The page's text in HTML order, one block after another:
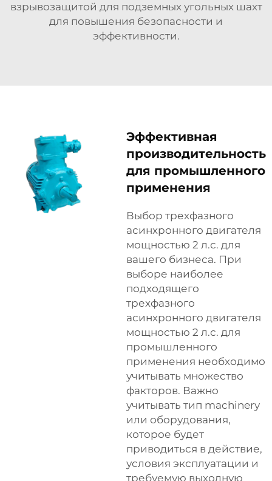
взрывозащитой для подземных угольных шахт
для повышения безопасности и
эффективности.
Эффективная
производительность
для промышленного
применения
Выбор трехфазного
асинхронного двигателя
мощностью 2 л.с. для
вашего бизнеса. При
выборе наиболее
подходящего
трехфазного
асинхронного двигателя
мощностью 2 л.с. для
промышленного
применения необходимо
учитывать множество
факторов. Важно
учитывать тип machinery
или оборудования,
которое будет
приводиться в действие,
условия эксплуатации и
требуемую выходную